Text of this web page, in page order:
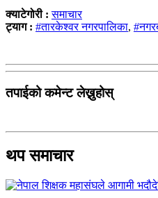
क्याटेगोरी :समाचार
ट्याग : #तारकेश्वर नगरपालिका,
तपाईको कमेन्ट लेख्नुहोस्
थप समाचार